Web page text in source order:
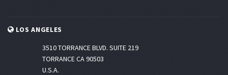
LOS ANGELES
3510 TORRANCE BLVD. SUITE 219
TORRANCE CA 90503
U.S.A.